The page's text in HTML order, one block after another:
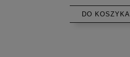
DO KOSZYKA